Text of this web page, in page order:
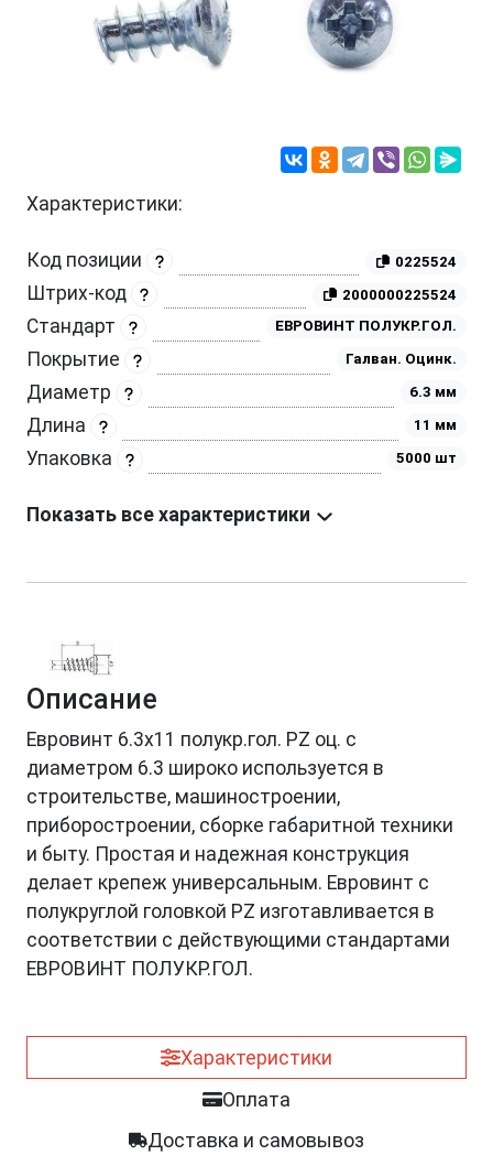
Характеристики:
Код позиции 0225524
Штрих-код 2000000225524
Стандарт ЕВРОВИНТ ПОЛУКР.ГОЛ.
Покрытие Галван. Оцинк.
Диаметр 6.3 мм
Длина 11 мм
Упаковка 5000 шт
Показать все характеристики
Описание
Евровинт 6.3x11 полукр.гол. PZ оц. с
диаметром 6.3 широко используется в
строительстве, машиностроении,
приборостроении, сборке габаритной техники
и быту. Простая и надежная конструкция
делает крепеж универсальным. Евровинт с
полукруглой головкой PZ изготавливается в
соответствии с действующими стандартами
ЕВРОВИНТ ПОЛУКР.ГОЛ.
Характеристики
Оплата
Доставка и самовывоз